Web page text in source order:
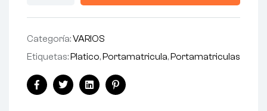
Categoría:VARIOS
Etiquetas:Platico,Portamatricula,Portamatriculas
FacebookTwitterLinkedinPinterest